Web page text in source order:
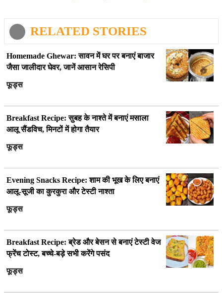
RELATED STORIES
Homemade Ghewar: सावन में घर पर बनाएं बाजार
जैसा जालीदार घेवर, जानें आसान रेसिपी
फूड्स
Breakfast Recipe: सुबह के नाश्ते में बनाएं मसाला
आलू सैंडविच, मिनटों में होगा तैयार
फूड्स
Evening Snacks Recipe: शाम की भूख के लिए बनाएं
आलू-सूजी का कुरकुरा और टेस्टी नाश्ता
फूड्स
Breakfast Recipe: ब्रेड और बेसन से बनाएं टेस्टी वेज
फ्रेंच टोस्ट, बच्चे-बड़े सभी करेंगे पसंद
फूड्स